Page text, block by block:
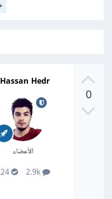
0
Hassan Hedr
الأعضاء
2.9k
224